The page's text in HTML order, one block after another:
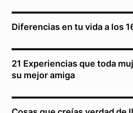
Diferencias en tu vida a los
21 Experiencias que toda
su mejor amiga